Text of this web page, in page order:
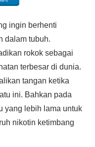
ingin berhenti
dalam tubuh.
rokok sebagai
terbesar di dunia.
tangan ketika
ini. Bahkan pada
yang lebih lama untuk
nikotin ketimbang